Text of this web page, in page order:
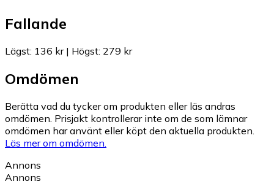
Fallande
Lägst: 136 kr| Högst: 279 kr
Omdömen
Berätta vad du tycker om produkten eller läs andras
omdömen. Prisjakt kontrollerar inte om de som lämnar
omdömen har använt eller köpt den aktuella produkten.
Läs mer om omdömen.
Annons
Annons